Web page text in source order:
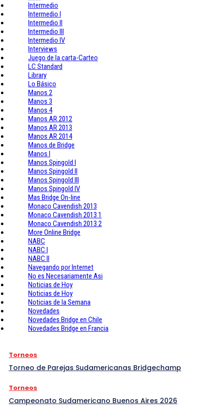
Intermedio
Intermedio I
Intermedio II
Intermedio III
Intermedio IV
Interviews
Juego de la carta-Carteo
LC Standard
Library
Lo Básico
Manos 2
Manos 3
Manos 4
Manos AR 2012
Manos AR 2013
Manos AR 2014
Manos de Bridge
Manos I
Manos Spingold I
Manos Spingold II
Manos Spingold III
Manos Spingold IV
Mas Bridge On-line
Monaco Cavendish 2013
Monaco Cavendish 2013 1
Monaco Cavendish 2013 2
More Online Bridge
NABC
NABC I
NABC II
Navegando por Internet
No es Necesariamente Asi
Noticias de Hoy
Noticias de Hoy
Noticias de la Semana
Novedades
Novedades Bridge en Chile
Novedades Bridge en Francia
Torneos
Torneo de Parejas Sudamericanas Bridgechamp
Torneos
Campeonato Sudamericano Buenos Aires 2026